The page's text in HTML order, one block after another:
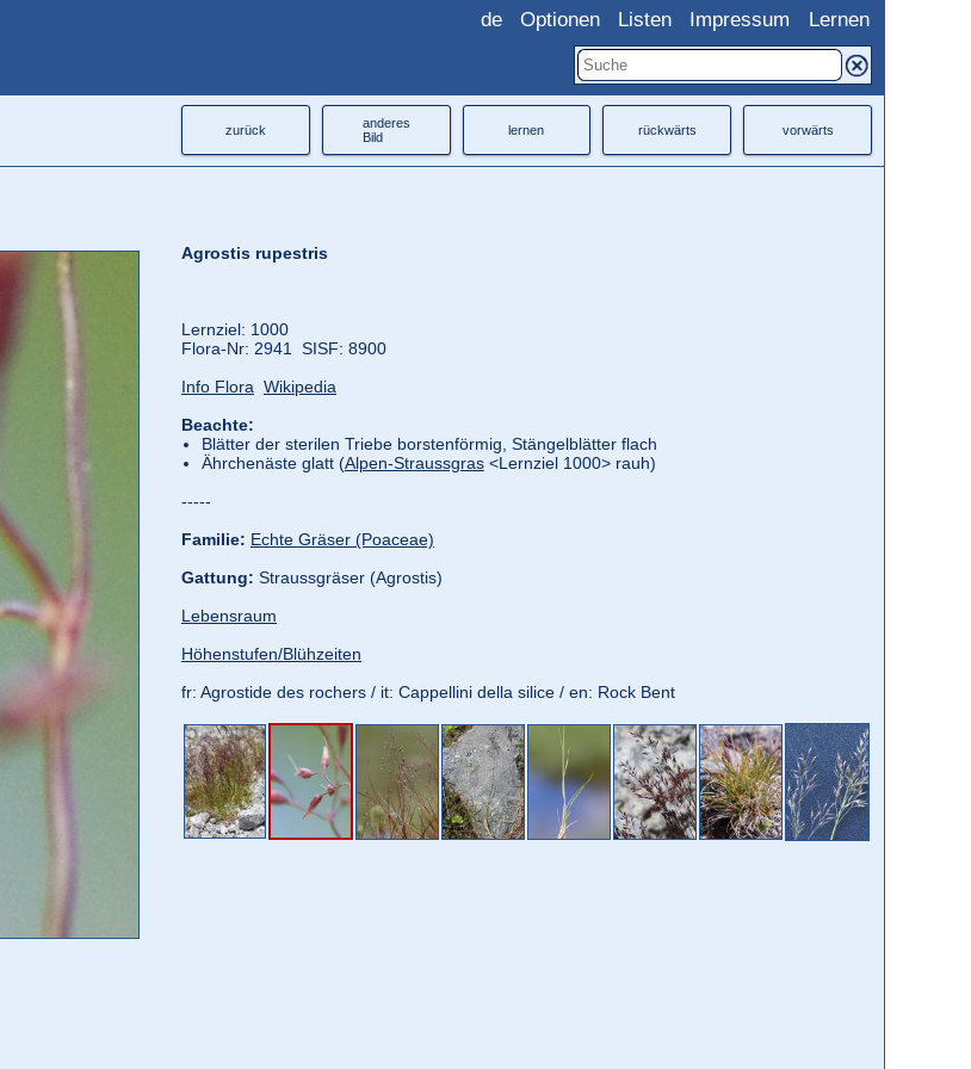
de Optionen Listen Impressum Lernen
zurück
anderes
Bild
lernen rückwärts vorwärts
Agrostis rupestris
Lernziel: 1000
Flora‑Nr: 2941 SISF: 8900
Info Flora Wikipedia
Beachte:
Blätter der sterilen Triebe borstenförmig, Stängelblätter flach
Ährchenäste glatt (Alpen-Straussgras<Lernziel 1000> rauh)
-----
Familie: Echte Gräser (Poaceae)
Gattung: Straussgräser (Agrostis)
Lebensraum
Höhenstufen/Blühzeiten
fr: Agrostide des rochers / it: Cappellini della silice / en: Rock Bent